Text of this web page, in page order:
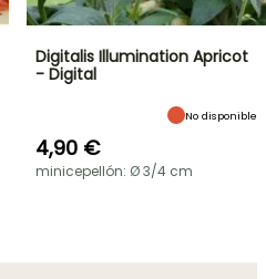
Digitalis Illumination Apricot
- Digital
No disponible
4,90 €
minicepellón: Ø 3/4 cm